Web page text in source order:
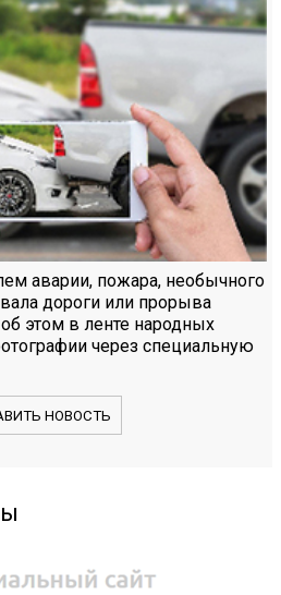
аварии, пожара, необычного
дороги или прорыва
этом в ленте народных
через специальную
НОВОСТЬ